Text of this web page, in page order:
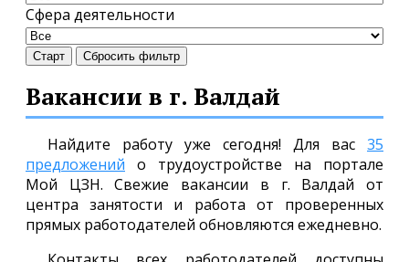
Сфера деятельности
Старт Сбросить фильтр
Вакансии в г. Валдай
Найдите работу уже сегодня! Для вас 35
предложений о трудоустройстве на портале
Мой ЦЗН. Свежие вакансии в г. Валдай от
центра занятости и работа от проверенных
прямых работодателей обновляются ежедневно.